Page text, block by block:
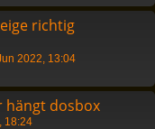
richtig
2022, 13:04
hängt dosbox
18:24